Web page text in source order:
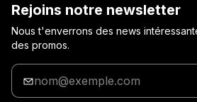
Rejoins notre newsletter
Nous t'enverrons des news
des promos.
Entre
ton
adresse